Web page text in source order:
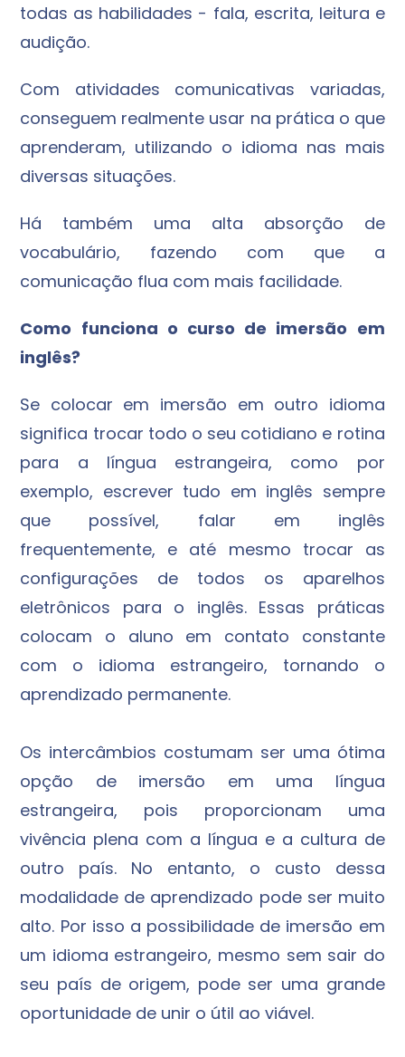
todas as habilidades - fala, escrita, leitura e
audição.
Com atividades comunicativas variadas,
conseguem realmente usar na prática o que
aprenderam, utilizando o idioma nas mais
diversas situações.
Há também uma alta absorção de
vocabulário, fazendo com que a
comunicação flua com mais facilidade.
Como funciona o curso de imersão em
inglês?
Se colocar em imersão em outro idioma
significa trocar todo o seu cotidiano e rotina
para a língua estrangeira, como por
exemplo, escrever tudo em inglês sempre
que possível, falar em inglês
frequentemente, e até mesmo trocar as
configurações de todos os aparelhos
eletrônicos para o inglês. Essas práticas
colocam o aluno em contato constante
com o idioma estrangeiro, tornando o
aprendizado permanente.
Os intercâmbios costumam ser uma ótima
opção de imersão em uma língua
estrangeira, pois proporcionam uma
vivência plena com a língua e a cultura de
outro país. No entanto, o custo dessa
modalidade de aprendizado pode ser muito
alto. Por isso a possibilidade de imersão em
um idioma estrangeiro, mesmo sem sair do
seu país de origem, pode ser uma grande
oportunidade de unir o útil ao viável.